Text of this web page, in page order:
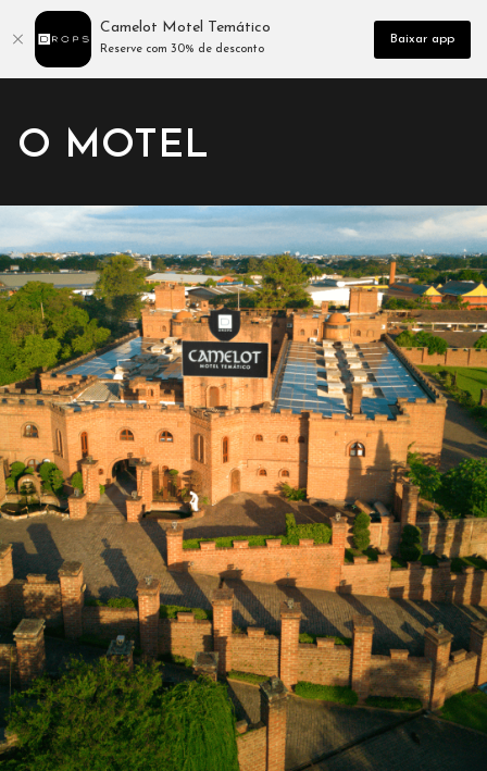
Camelot Motel Temático
Reserve com 30% de desconto
Baixar app
O MOTEL